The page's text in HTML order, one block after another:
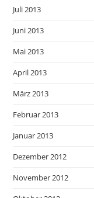
Juli 2013
Juni 2013
Mai 2013
April 2013
März 2013
Februar 2013
Januar 2013
Dezember 2012
November 2012